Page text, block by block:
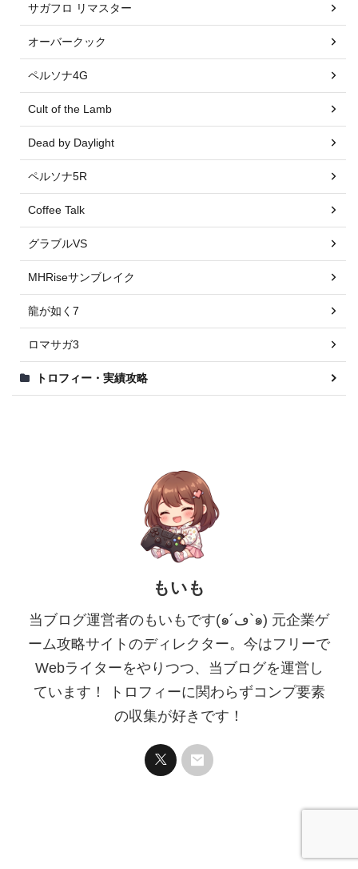
サガフロ リマスター
オーバークック
ペルソナ4G
Cult of the Lamb
Dead by Daylight
ペルソナ5R
Coffee Talk
グラブルVS
MHRiseサンブレイク
龍が如く7
ロマサガ3
トロフィー・実績攻略
もいも
当ブログ運営者のもいもです(๑´ڡ`๑) 元企業ゲ
ーム攻略サイトのディレクター。今はフリーで
Webライターをやりつつ、当ブログを運営し
ています！ トロフィーに関わらずコンプ要素
の収集が好きです！